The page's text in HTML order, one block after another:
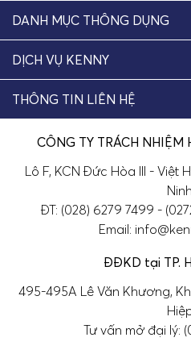
DANH MỤC THÔNG DỤNG
DỊCH VỤ KENNY
THÔNG TIN LIÊN HỆ
CÔNG TY TRÁCH NHIỆM
Lô F, KCN Đức Hòa III - Việt
Ninh
ĐT: (028) 6279 7499 -
Email:
ĐĐKD tại TP.
495-495A Lê Văn Khương,
Tư vấn mở đại lý: